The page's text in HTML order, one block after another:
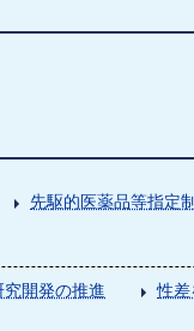
先駆的医薬品等指定
開発の推進 性差